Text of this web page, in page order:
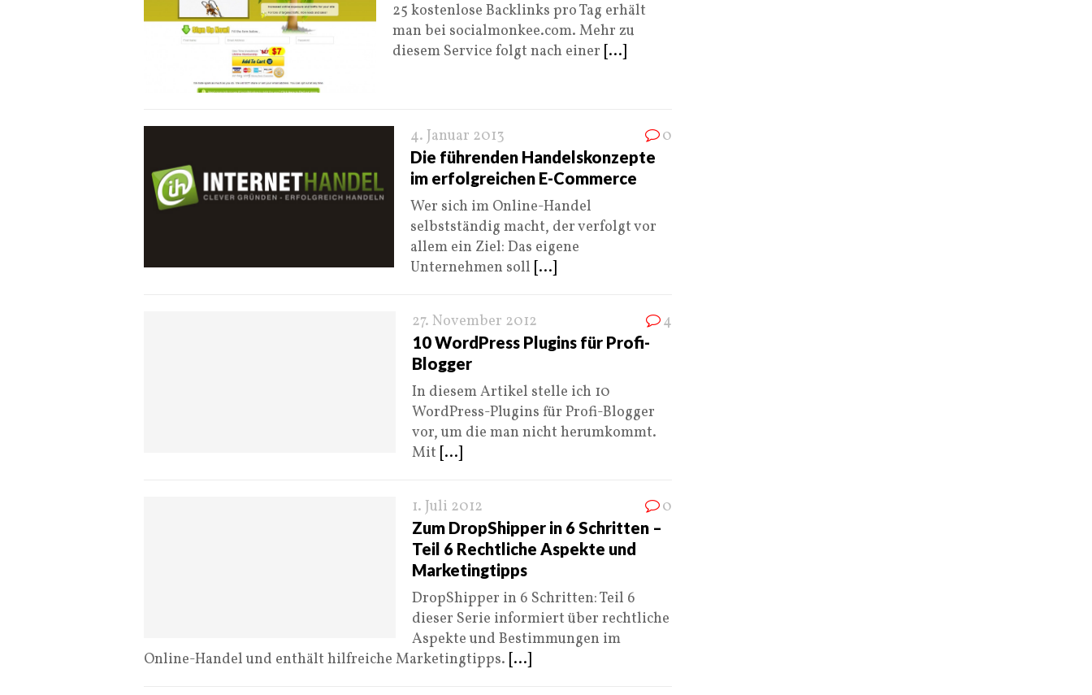
25 kostenlose Backlinks pro Tag erhält
man bei socialmonkee.com. Mehr zu
diesem Service folgt nach einer [...]
4. Januar 2013 0
Die führenden Handelskonzepte
im erfolgreichen E-Commerce
Wer sich im Online-Handel
selbstständig macht, der verfolgt vor
allem ein Ziel: Das eigene
Unternehmen soll [...]
27. November 2012 4
10 WordPress Plugins für Profi-
Blogger
In diesem Artikel stelle ich 10
WordPress-Plugins für Profi-Blogger
vor, um die man nicht herumkommt.
Mit [...]
1. Juli 2012 0
Zum DropShipper in 6 Schritten –
Teil 6 Rechtliche Aspekte und
Marketingtipps
DropShipper in 6 Schritten: Teil 6
dieser Serie informiert über rechtliche
Aspekte und Bestimmungen im
Online-Handel und enthält hilfreiche Marketingtipps. [...]